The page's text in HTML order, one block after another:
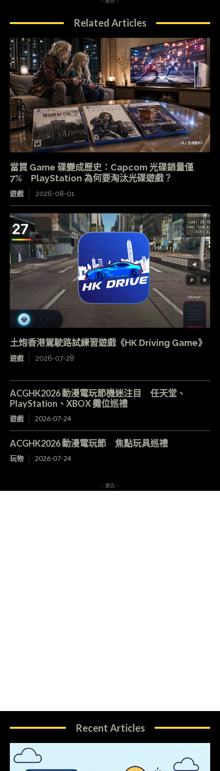
Related Articles
當買 Game 碟變成歷史：Capcom 光碟銷量僅
7% PlayStation 為何要淘汰光碟遊戲？
遊戲 2026-08-01
土炮香港駕駛路試練習遊戲《HK Driving Game》
遊戲 2026-07-28
ACGHK2026 動漫電玩節機迷注目 任天堂、
PlayStation、XBOX 攤位巡禮
遊戲 2026-07-24
ACGHK2026 動漫電玩節 焦點玩具巡禮
玩物 2026-07-24
- 廣告 -
Recent Articles